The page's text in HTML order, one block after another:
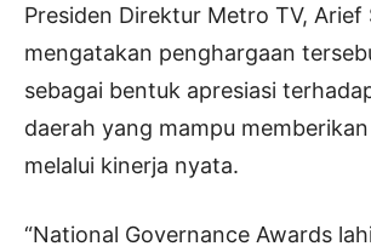
Presiden Direktur Metro TV, Arief
mengatakan penghargaan
sebagai bentuk apresiasi
daerah yang mampu
melalui kinerja nyata.
“National Governance Awards